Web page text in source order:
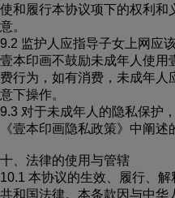
使和履行本协议项下的权利和
意。
9.2 监护人应指导子女上网应
壹本印画不鼓励未成年人使用
费行为，如有消费，未成年人
意下操作。
9.3 对于未成年人的隐私保护
《壹本印画隐私政策》中阐述
十、法律的使用与管辖
10.1 本协议的生效、履行、
共和国法律。本条款因与中华